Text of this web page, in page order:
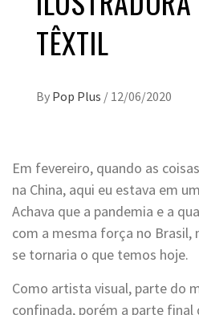
TÊXTIL
By Pop Plus / 12/06/2020
Em fevereiro, quando as
na China, aqui eu estava em
Achava que a pandemia e a
com a mesma força no Brasil,
se tornaria o que temos hoje.
Como artista visual, parte do
confinada, porém a parte